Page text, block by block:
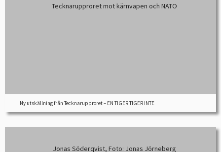
Ny utskällning från Tecknarupproret – EN TIGER TIGER INTE